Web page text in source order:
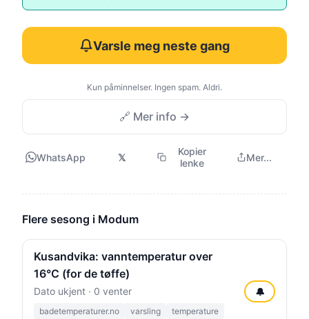
Varsle meg neste gang
Kun påminnelser. Ingen spam. Aldri.
🔗 Mer info →
WhatsApp 𝕏
Kopier
lenke
Mer...
Flere sesong i Modum
Kusandvika: vanntemperatur over
16°C (for de tøffe)
Dato ukjent · 0 venter
badetemperaturer.no varsling
temperature
🔔